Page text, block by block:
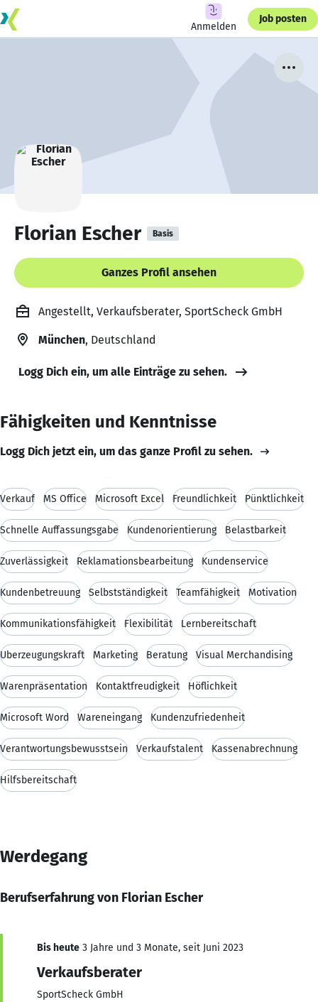
Anmelden
Job posten
Florian Escher Basis
Ganzes Profil ansehen
Angestellt, Verkaufsberater, SportScheck GmbH
München, Deutschland
Logg Dich ein, um alle Einträge zu sehen.
Fähigkeiten und Kenntnisse
Logg Dich jetzt ein, um das ganze Profil zu sehen.
Verkauf MS Office Microsoft Excel Freundlichkeit Pünktlichkeit
Schnelle Auffassungsgabe Kundenorientierung Belastbarkeit
Zuverlässigkeit Reklamationsbearbeitung Kundenservice
Kundenbetreuung Selbstständigkeit Teamfähigkeit Motivation
Kommunikationsfähigkeit Flexibilität Lernbereitschaft
Überzeugungskraft Marketing Beratung Visual Merchandising
Warenpräsentation Kontaktfreudigkeit Höflichkeit
Microsoft Word Wareneingang Kundenzufriedenheit
Verantwortungsbewusstsein Verkaufstalent Kassenabrechnung
Hilfsbereitschaft
Werdegang
Berufserfahrung von Florian Escher
Bis heute 3 Jahre und 3 Monate, seit Juni 2023
Verkaufsberater
SportScheck GmbH